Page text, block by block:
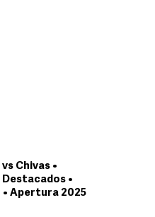
Chivas •
•
• Apertura 2025